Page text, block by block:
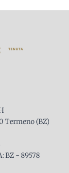
Termeno (BZ)
BZ - 89578